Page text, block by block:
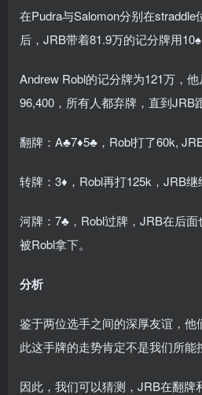
在Pudra与Salomon分别在straddle
后，JRB带着81.9万的记分牌用
Andrew Robl的记分牌为121万，
96,400，所有人都弃牌，直到JRB
翻牌：A♣7♦5♣，Robl打了60k, JRB
转牌：3♦，Robl再打125k，JRB继
河牌：7♣，Robl过牌，JRB在后
被Robl拿下。
分析
鉴于两位选手之间的深厚友谊，他
此这手牌的走势肯定不是我们所能
因此，我们可以猜测，JRB在翻牌